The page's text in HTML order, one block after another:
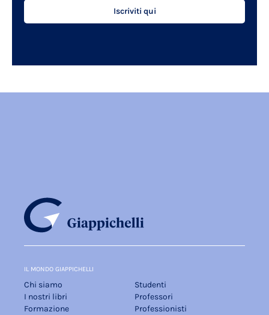
Iscriviti qui
IL MONDO GIAPPICHELLI
Chi siamo
I nostri libri
Formazione
Studenti
Professori
Professionisti